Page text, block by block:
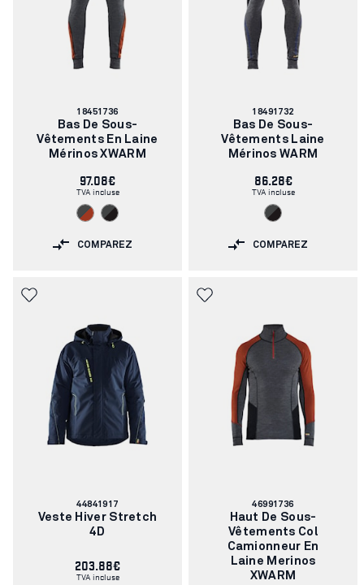
Numéro
d'article:
18451736
Bas De Sous-
Vêtements En Laine
Mérinos XWARM
97.08€
TVA incluse
COMPAREZ
Numéro
d'article:
18491732
Bas De Sous-
Vêtements Laine
Mérinos WARM
86.28€
TVA incluse
COMPAREZ
Numéro
d'article:
44841917
Veste Hiver Stretch
4D
203.88€
TVA incluse
Numéro
d'article:
46991736
Haut De Sous-
Vêtements Col
Camionneur En
Laine Merinos
XWARM